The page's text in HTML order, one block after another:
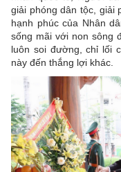
giải phóng dân tộc, giải
hạnh phúc của Nhân
sống mãi với non sông
luôn soi đường, chỉ lối
này đến thắng lợi khác.